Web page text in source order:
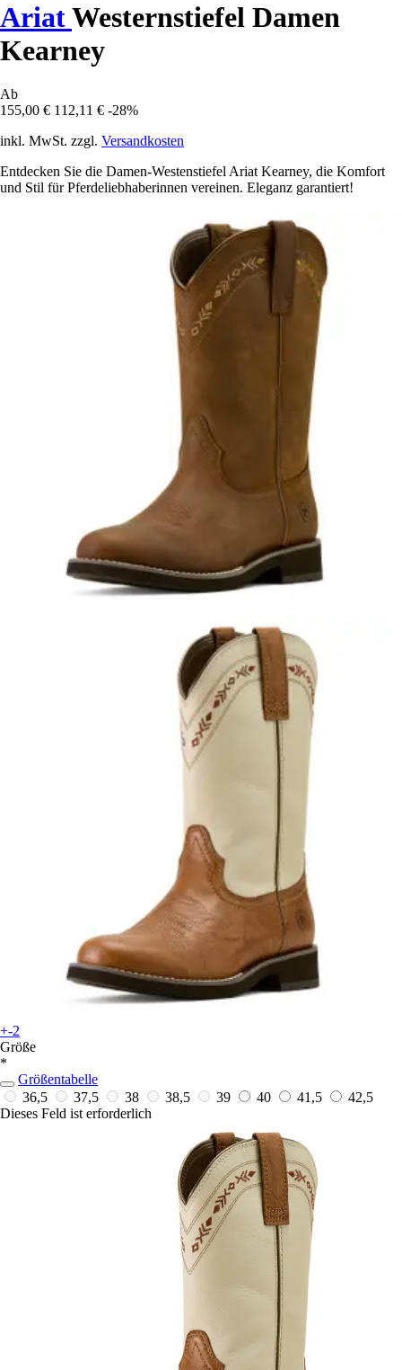
AriatWesternstiefel Damen
Kearney
Ab
155,00 € 112,11 € -28%
inkl. MwSt. zzgl. Versandkosten
Entdecken Sie die Damen-Westenstiefel Ariat Kearney, die Komfort
und Stil für Pferdeliebhaberinnen vereinen. Eleganz garantiert!
+-2
Größe
*
Größentabelle
36,5
37,5 38 38,5 39 40 41,5
42,5
Dieses Feld ist erforderlich